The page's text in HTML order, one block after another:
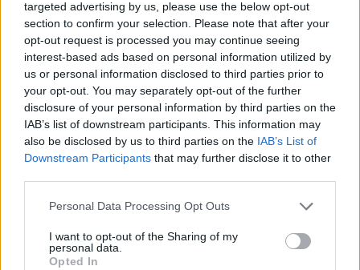
targeted advertising by us, please use the below opt-out
section to confirm your selection. Please note that after your
opt-out request is processed you may continue seeing
interest-based ads based on personal information utilized by
us or personal information disclosed to third parties prior to
your opt-out. You may separately opt-out of the further
disclosure of your personal information by third parties on the
IAB’s list of downstream participants. This information may
also be disclosed by us to third parties on the IAB’s List of
Downstream Participants that may further disclose it to other
Please note that this website/app uses one or more Google
not limited to your visit or usage behaviour. You may click to
grant or deny consent to Google and its third-party tags to
Personal Data Processing Opt Outs
I want to opt-out of the Sharing of my
personal data.
Opted In
καταγγελίες δεν οδήγησαν εγκαίρως σε
αποτελεσματική δράση. Παράλληλα διατάχθηκαν
εσωτερικές έρευνες για να διαπιστωθεί εάν
υπήρξαν υπηρεσιακά λάθη ή παραλείψεις.
Ο πρωθυπουργός της χώρας Σεμπαστιάν
Λεκορνί,ο οποίος προήδρευσε κυβερνητικής
κατά συρροή βιαστές, οι οποίες θα μπορούσαν
να επισύρουν ισόβια κάθειρξη αντί για την
κάθειρξη 20 ετών που ισχύει αυτήν τη στιγμή.